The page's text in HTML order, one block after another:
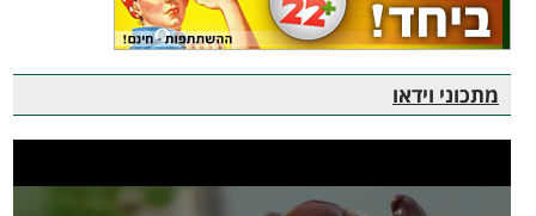
מתכוני וידאו